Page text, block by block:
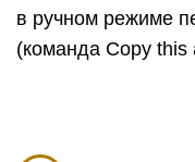
в ручном режиме
(команда Copy this